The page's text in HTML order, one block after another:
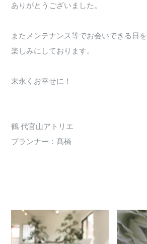
ありがとうございました。
またメンテナンス等でお会いできる日を
楽しみにしております。
末永くお幸せに！
鶴 代官山アトリエ
プランナー：髙橋